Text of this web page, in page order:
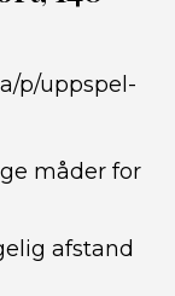
p/uppspel-
måder for
afstand